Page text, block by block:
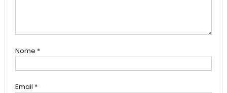
Nome *
Email *